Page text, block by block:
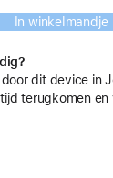
In winkelmandje
dit device in
terugkomen